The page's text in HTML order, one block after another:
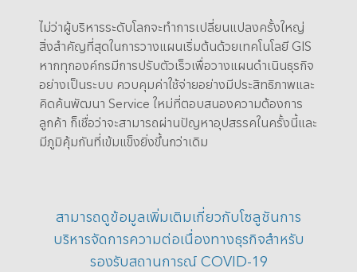
ไม่ว่าผู้บริหารระดับโลกจะทำการเปลี่ยนแปลงครั้งใหญ่
สิ่งสำคัญที่สุดในการวางแผนเริ่มต้นด้วยเทคโนโลยี GIS
หากทุกองค์กรมีการปรับตัวเร็วเพื่อวางแผนดำเนินธุรกิจ
อย่างเป็นระบบ ควบคุมค่าใช้จ่ายอย่างมีประสิทธิภาพและ
คิดค้นพัฒนา Service ใหม่ที่ตอบสนองความต้องการ
ลูกค้า ก็เชื่อว่าจะสามารถผ่านปัญหาอุปสรรคในครั้งนี้และ
มีภูมิคุ้มกันที่เข้มแข็งยิ่งขึ้นกว่าเดิม
สามารถดูข้อมูลเพิ่มเติมเกี่ยวกับโซลูชันการ
บริหารจัดการความต่อเนื่องทางธุรกิจสำหรับ
รองรับสถานการณ์ COVID-19